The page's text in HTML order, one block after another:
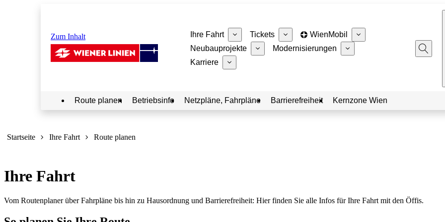
Zum Inhalt Ihre Fahrt Tickets
WienMobil
Neubauprojekte
Modernisierungen
Karriere
Route planen Betriebsinfo Netzpläne, Fahrpläne Barrierefreiheit Kernzone Wien
hier:
Startseite Ihre Fahrt Route planen
Ihre Fahrt
Vom Routenplaner über Fahrpläne bis hin zu Hausordnung und Barrierefreiheit: Hier finden Sie alle Infos für Ihre Fahrt mit den Öffis.